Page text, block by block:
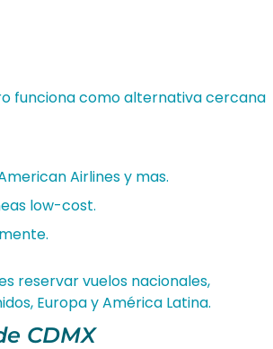
funciona como alternativa cercana
Airlines y mas.
low-cost.
reservar vuelos nacionales,
Europa y América Latina.
CDMX